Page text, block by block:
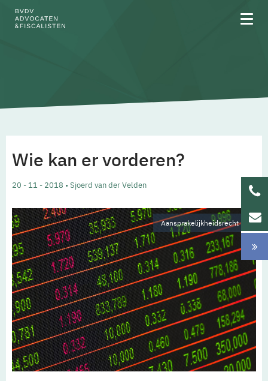
Werken bij
Updates
Wie kan er vorderen?
20 - 11 - 2018 • Sjoerd van der Velden
Aansprakelijkheidsrecht